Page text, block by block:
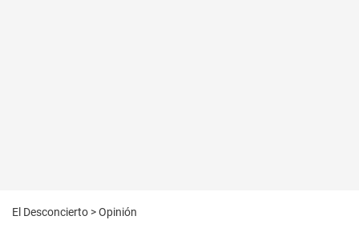
El Desconcierto >Opinión